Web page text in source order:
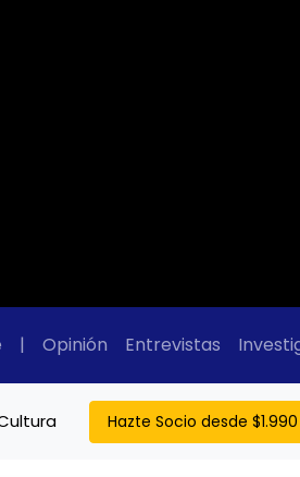
| Opinión Entrevistas
Hazte Socio desde